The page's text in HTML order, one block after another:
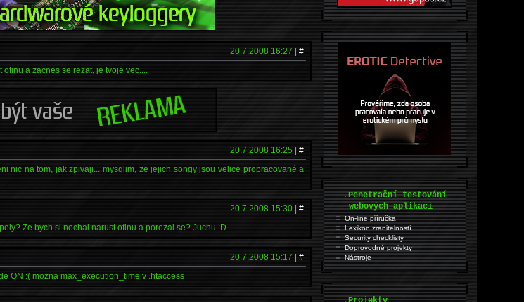
20.7.2008 16:27 |#
a zacnes se rezat, je tvoje vec....
20.7.2008 16:25 |#
nic na tom, jak zpivaji... mysqlim, ze jejich songy jsou velice propracované a
20.7.2008 15:30 |#
Ze bych si nechal narust ofinu a porezal se? Juchu :D
20.7.2008 15:17 |#
ON :( mozna max_execution_time v .htaccess
.Penetrační testování
webových aplikací
On-line příručka
Lexikon zranitelností
Security checklisty
Doprovodné projekty
Nástroje
.